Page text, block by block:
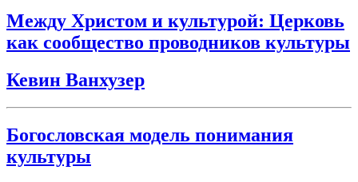
Между Христом и культурой: Церковь
как сообщество проводников культуры
Кевин Ванхузер
Богословская модель понимания
культуры